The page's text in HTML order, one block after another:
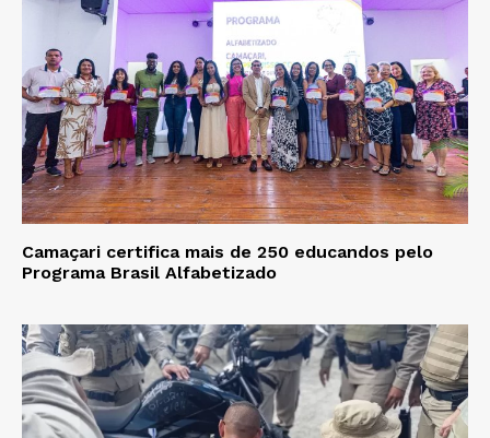
Camaçari certifica mais de 250 educandos pelo
Programa Brasil Alfabetizado